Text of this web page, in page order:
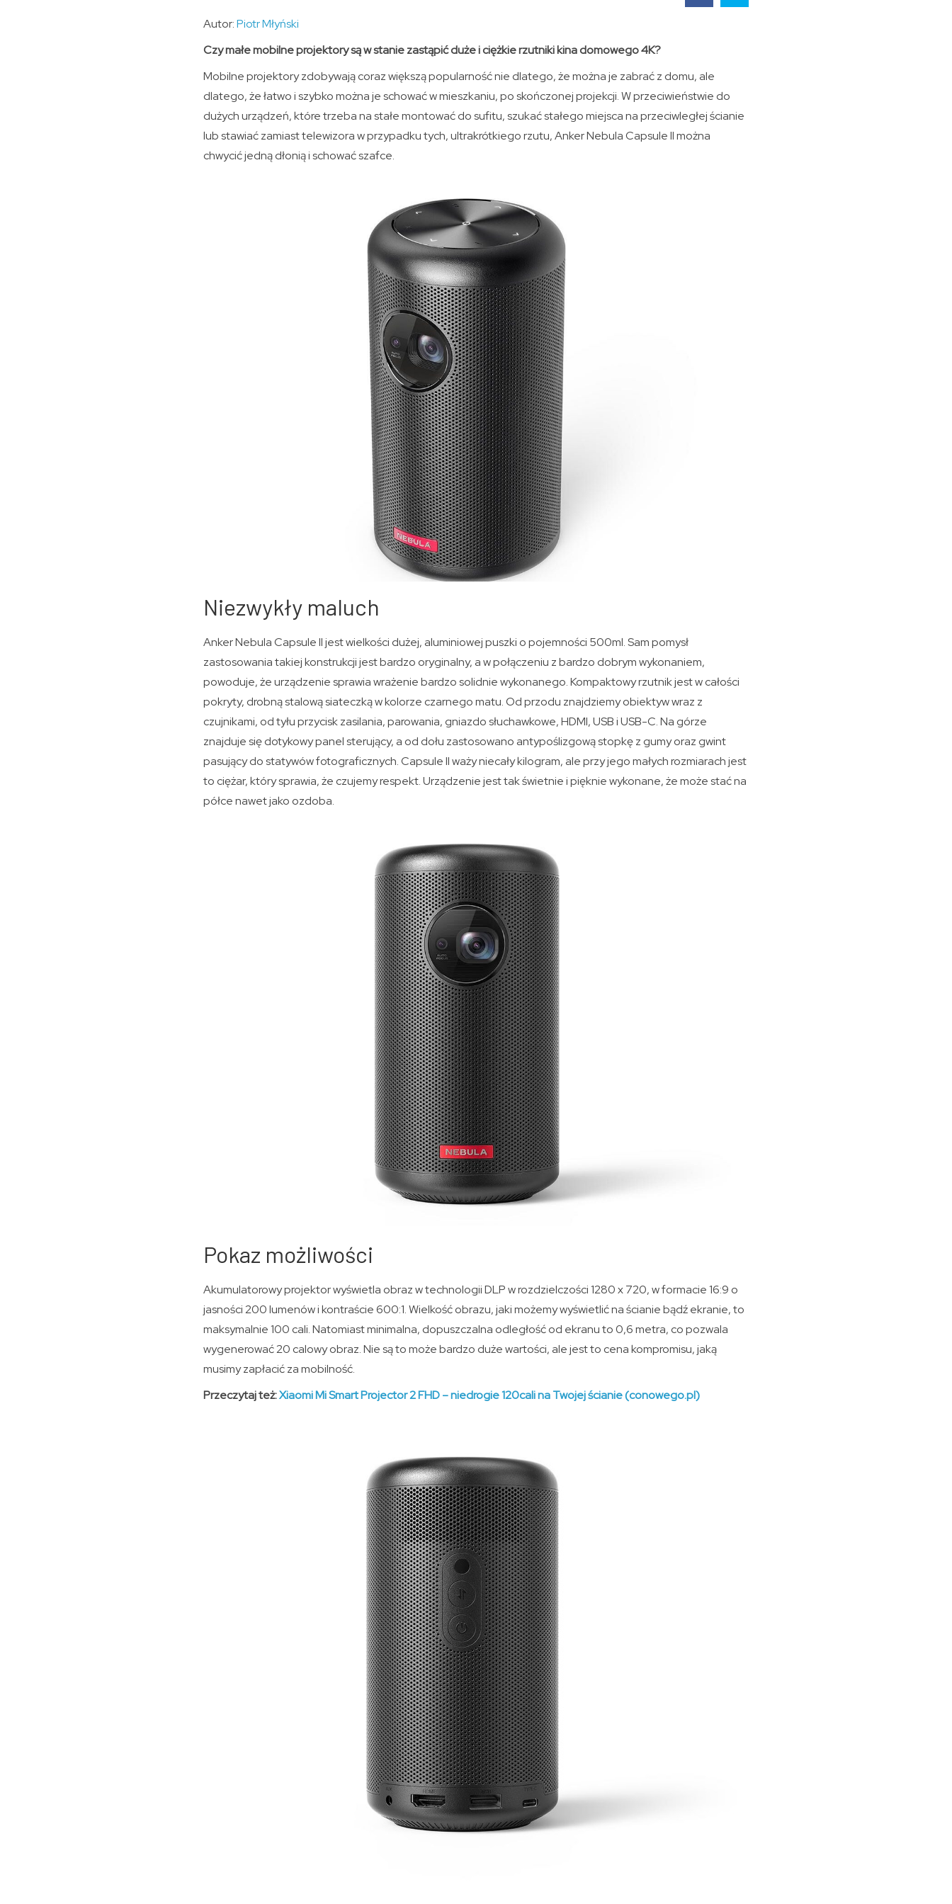
Autor:Piotr Młyński
Czy małe mobilne projektory są w stanie zastąpić duże i ciężkie rzutniki kina domowego 4K?
Mobilne projektory zdobywają coraz większą popularność nie dlatego, że można je zabrać z domu, ale
dlatego, że łatwo i szybko można je schować w mieszkaniu, po skończonej projekcji. W przeciwieństwie do
dużych urządzeń, które trzeba na stałe montować do sufitu, szukać stałego miejsca na przeciwległej ścianie
lub stawiać zamiast telewizora w przypadku tych, ultrakrótkiego rzutu, Anker Nebula Capsule II można
chwycić jedną dłonią i schować szafce.
Niezwykły maluch
Anker Nebula Capsule II jest wielkości dużej, aluminiowej puszki o pojemności 500ml. Sam pomysł
zastosowania takiej konstrukcji jest bardzo oryginalny, a w połączeniu z bardzo dobrym wykonaniem,
powoduje, że urządzenie sprawia wrażenie bardzo solidnie wykonanego. Kompaktowy rzutnik jest w całości
pokryty, drobną stalową siateczką w kolorze czarnego matu. Od przodu znajdziemy obiektyw wraz z
czujnikami, od tyłu przycisk zasilania, parowania, gniazdo słuchawkowe, HDMI, USB i USB-C. Na górze
znajduje się dotykowy panel sterujący, a od dołu zastosowano antypoślizgową stopkę z gumy oraz gwint
pasujący do statywów fotograficznych. Capsule II waży niecały kilogram, ale przy jego małych rozmiarach jest
to ciężar, który sprawia, że czujemy respekt. Urządzenie jest tak świetnie i pięknie wykonane, że może stać na
półce nawet jako ozdoba.
Pokaz możliwości
Akumulatorowy projektor wyświetla obraz w technologii DLP w rozdzielczości 1280 x 720, w formacie 16:9 o
jasności 200 lumenów i kontraście 600:1. Wielkość obrazu, jaki możemy wyświetlić na ścianie bądź ekranie, to
maksymalnie 100 cali. Natomiast minimalna, dopuszczalna odległość od ekranu to 0,6 metra, co pozwala
wygenerować 20 calowy obraz. Nie są to może bardzo duże wartości, ale jest to cena kompromisu, jaką
musimy zapłacić za mobilność.
Przeczytaj też:Xiaomi Mi Smart Projector 2 FHD – niedrogie 120cali na Twojej ścianie (conowego.pl)